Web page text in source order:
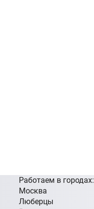
Работаем в городах:
Москва
Люберцы